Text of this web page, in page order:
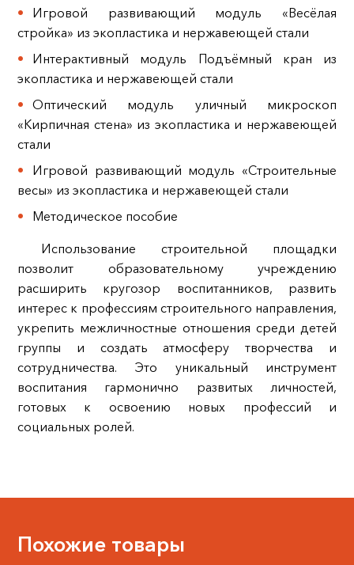
Игровой развивающий модуль «Весёлая
стройка» из экопластика и нержавеющей стали
Интерактивный модуль Подъёмный кран из
экопластика и нержавеющей стали
Оптический модуль уличный микроскоп
«Кирпичная стена» из экопластика и нержавеющей
стали
Игровой развивающий модуль «Строительные
весы» из экопластика и нержавеющей стали
Методическое пособие
Использование строительной площадки
позволит образовательному учреждению
расширить кругозор воспитанников, развить
интерес к профессиям строительного направления,
укрепить межличностные отношения среди детей
группы и создать атмосферу творчества и
сотрудничества. Это уникальный инструмент
воспитания гармонично развитых личностей,
готовых к освоению новых профессий и
социальных ролей.
Похожие товары